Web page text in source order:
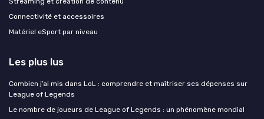
Connectivité et accessoires
Matériel eSport par niveau
Les plus lus
Combien j’ai mis dans LoL : comprendre et maîtriser ses dépenses sur
League of Legends
Le nombre de joueurs de League of Legends : un phénomène mondial